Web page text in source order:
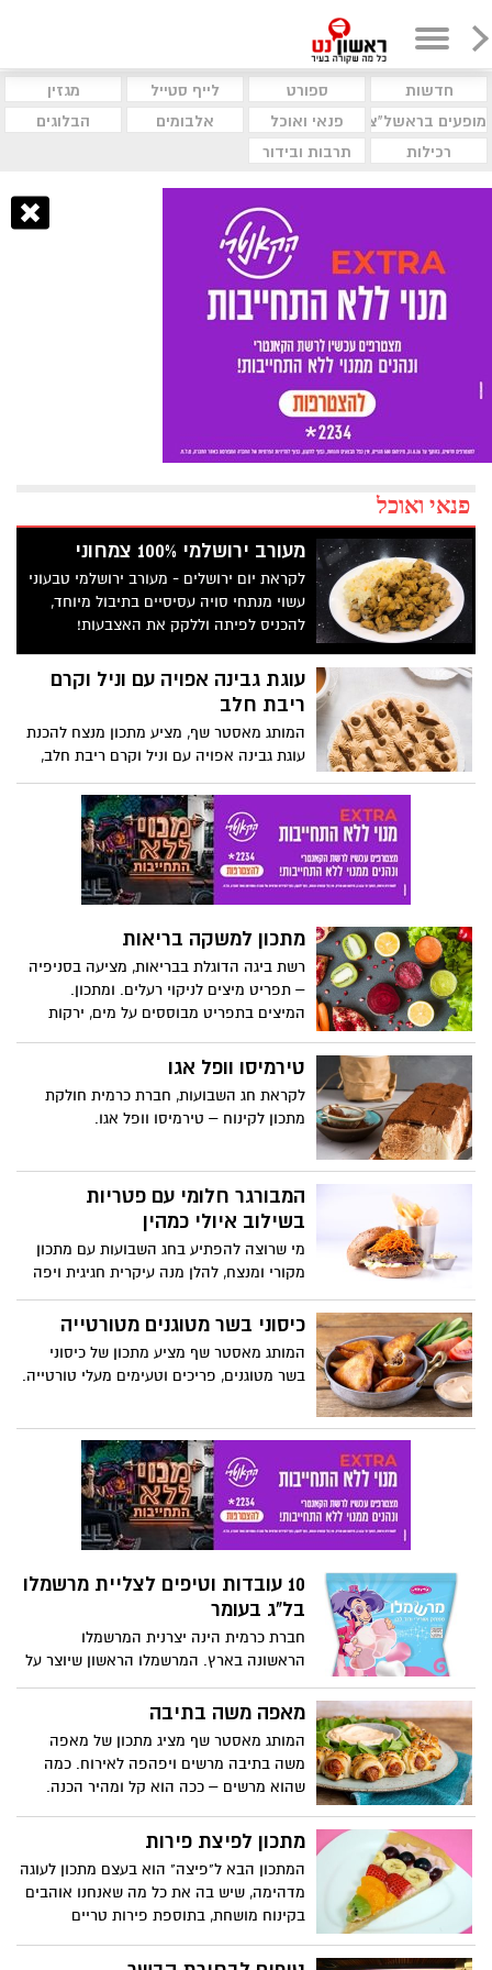
חדשות ספורט לייף סטייל
מגזין
מופעים בראשל"צ
פנאי ואוכל אלבומים
הבלוגים
רכילות
תרבות ובידור
פנאי ואוכל
מעורב ירושלמי 100% צמחוני
לקראת יום ירושלים - מעורב ירושלמי טבעוני
עשוי מנתחי סויה עסיסיים בתיבול מיוחד,
להכניס לפיתה וללקק את האצבעות!
עוגת גבינה אפויה עם וניל וקרם
ריבת חלב
המותג מאסטר שף, מציע מתכון מנצח להכנת
עוגת גבינה אפויה עם וניל וקרם ריבת חלב,
המשאירה טעם של עוד....
מתכון למשקה בריאות
רשת ביגה הדוגלת בבריאות, מציעה בסניפיה
– תפריט מיצים לניקוי רעלים. ומתכון.
המיצים בתפריט מבוססים על מים, ירקות
תרד, חסה, מלפפון, פטרוזיליה, עלי מנגולד,
במשקאות ניתן להוסיף מרכיבים נוספים
העשירים בויטמינים כגון: ספירולינה, זרעי
טירמיסו וופל אגו
לקראת חג השבועות, חברת כרמית חולקת
מתכון לקינוח – טירמיסו וופל אגו.
המבורגר חלומי עם פטריות
בשילוב איולי כמהין
מי שרוצה להפתיע בחג השבועות עם מתכון
מקורי ומנצח, להלן מנה עיקרית חגיגית ויפה
ומתאימה לשולחן החג: שף אילן פנחס, השף
הראשי של רשת מסעדות ההמבורגר המובילה
בשילוב איולי כמהין.
כיסוני בשר מטוגנים מטורטייה
המותג מאסטר שף מציע מתכון של כיסוני
בשר מטוגנים, פריכים וטעימים מעלי טורטייה.
10 עובדות וטיפים לצליית מרשמלו
בל"ג בעומר
חברת כרמית הינה יצרנית המרשמלו
הראשונה בארץ. המרשמלו הראשון שיוצר על
ידי כרמית ב- 1985 היה בצבעי לבן וורוד- וזהו
אחד הממתקים האהובים ביותר על הצרכן
מאפה משה בתיבה
המותג מאסטר שף מציג מתכון של מאפה
משה בתיבה מרשים ויפהפה לאירוח. כמה
שהוא מרשים – ככה הוא קל ומהיר הכנה.
מתכון לפיצת פירות
המתכון הבא ל"פיצה" הוא בעצם מתכון לעוגה
מדהימה, שיש בה את כל מה שאנחנו אוהבים
בקינוח מושחת, בתוספת פירות טריים
תכינו את פיצת הפירות: